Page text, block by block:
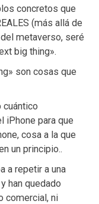
concretos que
(más allá de
metaverso, seré
big thing».
son cosas que
cuántico
iPhone para que
cosa a la que
un principio..
a repetir a una
han quedado
comercial, ni